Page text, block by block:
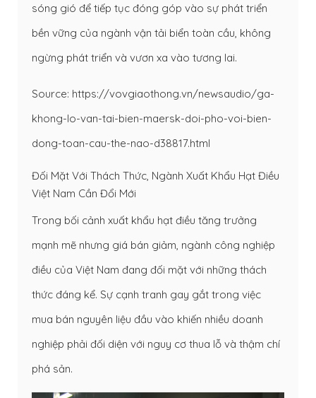
sóng gió để tiếp tục đóng góp vào sự phát triển
bền vững của ngành vận tải biển toàn cầu, không
ngừng phát triển và vươn xa vào tương lai.
Source: https://vovgiaothong.vn/newsaudio/ga-
khong-lo-van-tai-bien-maersk-doi-pho-voi-bien-
dong-toan-cau-the-nao-d38817.html
Đối Mặt Với Thách Thức, Ngành Xuất Khẩu Hạt Điều
Việt Nam Cần Đổi Mới
Trong bối cảnh xuất khẩu hạt điều tăng trưởng
mạnh mẽ nhưng giá bán giảm, ngành công nghiệp
điều của Việt Nam đang đối mặt với những thách
thức đáng kể. Sự cạnh tranh gay gắt trong việc
mua bán nguyên liệu đầu vào khiến nhiều doanh
nghiệp phải đối diện với nguy cơ thua lỗ và thậm chí
phá sản.